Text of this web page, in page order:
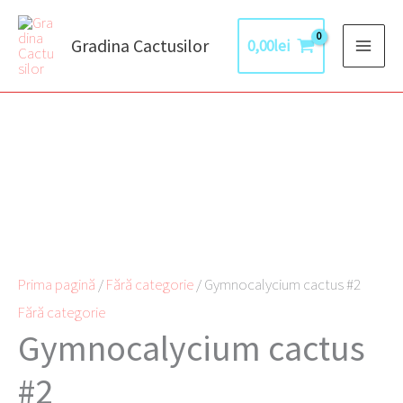
Skip
content
Gradina Cactusilor 0,00lei
Prima pagină /Fără categorie/ Gymnocalycium cactus #2
Fără categorie
Gymnocalycium cactus
#2